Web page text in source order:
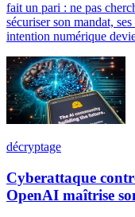
fait un pari : ne pas
sécuriser son mandat,
intention numérique
décryptage
Cyberattaque
OpenAI maîtrise